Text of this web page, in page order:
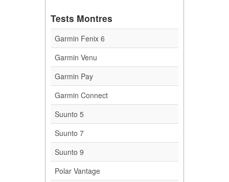
Tests Montres
Garmin Fenix 6
Garmin Venu
Garmin Pay
Garmin Connect
Suunto 5
Suunto 7
Suunto 9
Polar Vantage